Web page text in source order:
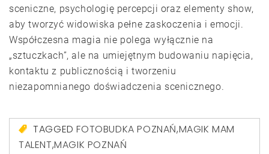
sceniczne, psychologię percepcji oraz elementy show,
aby tworzyć widowiska pełne zaskoczenia i emocji.
Współczesna magia nie polega wyłącznie na
„sztuczkach”, ale na umiejętnym budowaniu napięcia,
kontaktu z publicznością i tworzeniu
niezapomnianego doświadczenia scenicznego.
TAGGEDFOTOBUDKA POZNAŃ,MAGIK MAM
TALENT,MAGIK POZNAŃ